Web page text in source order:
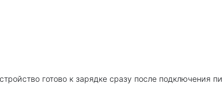
готово к зарядке сразу после подключения